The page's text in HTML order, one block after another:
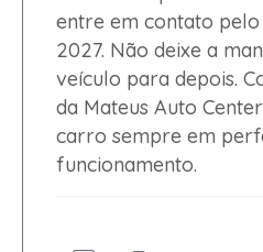
entre em contato
2027. Não deixe a
veículo para depois.
da Mateus Auto
carro sempre em
funcionamento.